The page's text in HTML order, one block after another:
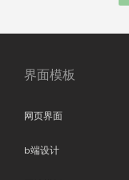
界面模板
网页界面
b端设计